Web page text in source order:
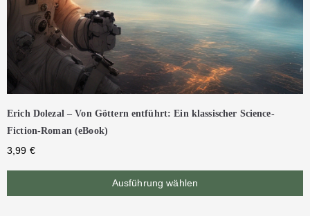
Erich Dolezal – Von Göttern entführt: Ein klassischer Science-
Fiction-Roman (eBook)
3,99 €
Ausführung wählen